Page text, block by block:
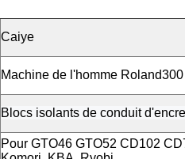
Caiye
Machine de l'homme Roland300
Blocs isolants de conduit
Pour GTO46 GTO52 CD102